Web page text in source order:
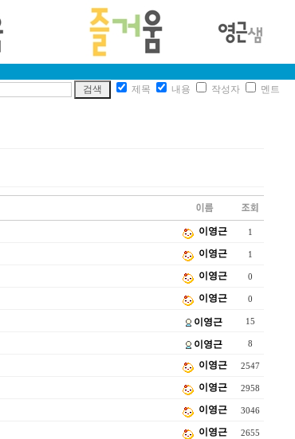
제목 내용 작성자 멘트
이영근 1
이영근 1
이영근 0
이영근 0
이영근 15
이영근 8
이영근 2547
이영근 2958
이영근 3046
이영근 2655